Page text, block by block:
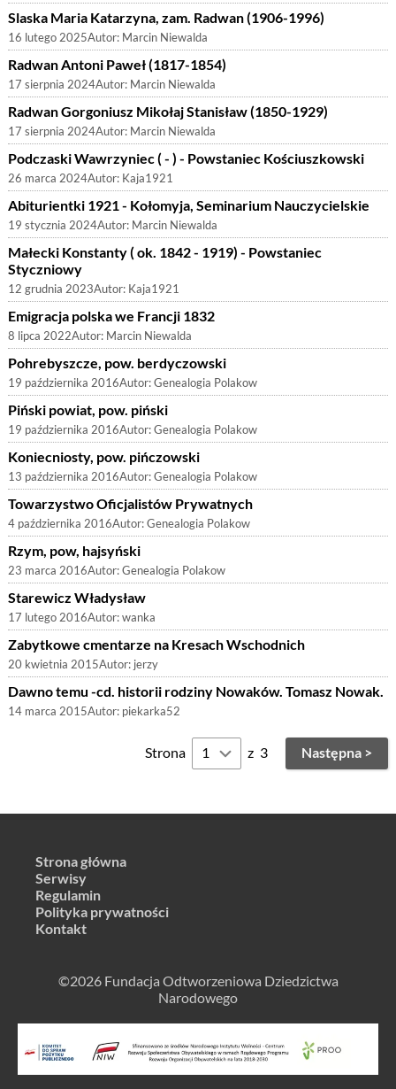
Slaska Maria Katarzyna, zam. Radwan (1906-1996)
16 lutego 2025Autor: Marcin Niewalda
Radwan Antoni Paweł (1817-1854)
17 sierpnia 2024Autor: Marcin Niewalda
Radwan Gorgoniusz Mikołaj Stanisław (1850-1929)
17 sierpnia 2024Autor: Marcin Niewalda
Podczaski Wawrzyniec ( - ) - Powstaniec Kościuszkowski
26 marca 2024Autor: Kaja1921
Abiturientki 1921 - Kołomyja, Seminarium Nauczycielskie
19 stycznia 2024Autor: Marcin Niewalda
Małecki Konstanty ( ok. 1842 - 1919) - Powstaniec
Styczniowy
12 grudnia 2023Autor: Kaja1921
Emigracja polska we Francji 1832
8 lipca 2022Autor: Marcin Niewalda
Pohrebyszcze, pow. berdyczowski
19 października 2016Autor:Genealogia Polakow
Piński powiat, pow. piński
19 października 2016Autor:Genealogia Polakow
Koniecniosty, pow. pińczowski
13 października 2016Autor:Genealogia Polakow
Towarzystwo Oficjalistów Prywatnych
4 października 2016Autor:Genealogia Polakow
Rzym, pow, hajsyński
23 marca 2016Autor:Genealogia Polakow
Starewicz Władysław
17 lutego 2016Autor:wanka
Zabytkowe cmentarze na Kresach Wschodnich
20 kwietnia 2015Autor: jerzy
Dawno temu -cd. historii rodziny Nowaków. Tomasz Nowak.
14 marca 2015Autor: piekarka52
Strona z 3 Następna >
Strona główna
Serwisy
Regulamin
Polityka prywatności
Kontakt
©2026 Fundacja Odtworzeniowa Dziedzictwa
Narodowego